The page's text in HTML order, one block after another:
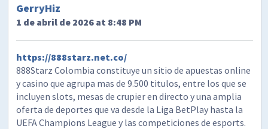
GerryHiz
1 de abril de 2026 at 8:48 PM
https://888starz.net.co/
888Starz Colombia constituye un sitio de apuestas online
y casino que agrupa mas de 9.500 titulos, entre los que se
incluyen slots, mesas de crupier en directo y una amplia
oferta de deportes que va desde la Liga BetPlay hasta la
UEFA Champions League y las competiciones de esports.